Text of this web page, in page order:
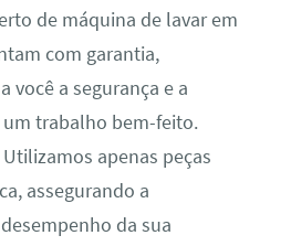
de máquina de lavar em
com garantia,
você a segurança e a
trabalho bem-feito.
Utilizamos apenas peças
assegurando a
da sua